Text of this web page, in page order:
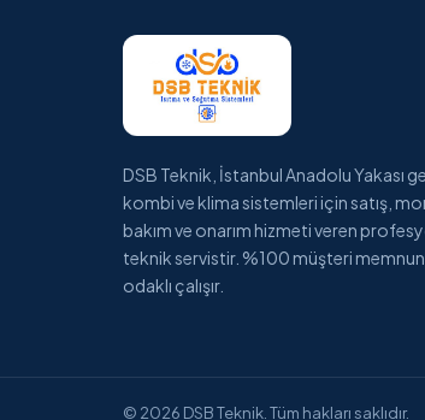
DSB Teknik, İstanbul Anadolu Yakası
kombi ve klima sistemleri için satış,
bakım ve onarım hizmeti veren
teknik servistir. %100 müşteri
odaklı çalışır.
© 2026 DSB Teknik. Tüm hakları saklıdır.